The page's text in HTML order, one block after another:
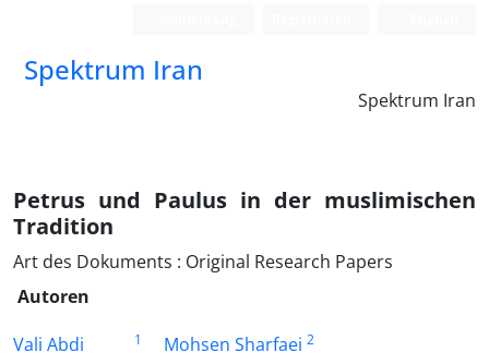
Spektrum Iran
Spektrum Iran
Petrus und Paulus in der muslimischen
Tradition
Art des Dokuments : Original Research Papers
Autoren
Vali Abdi
1 Mohsen Sharfaei 2